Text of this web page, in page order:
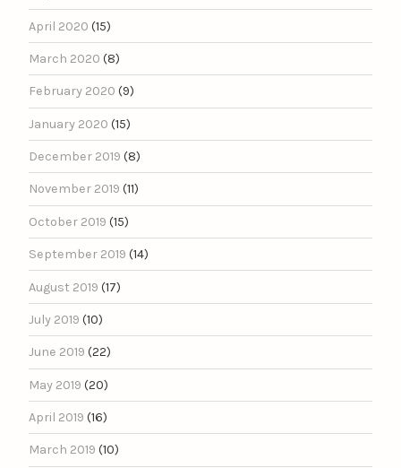
April 2020 (15)
March 2020 (8)
February 2020 (9)
January 2020 (15)
December 2019 (8)
November 2019 (11)
October 2019 (15)
September 2019 (14)
August 2019 (17)
July 2019 (10)
June 2019 (22)
May 2019 (20)
April 2019 (16)
March 2019 (10)